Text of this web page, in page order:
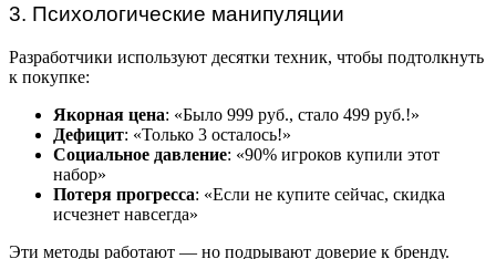
3. Психологические манипуляции
Разработчики используют десятки техник, чтобы подтолкнуть
к покупке:
Якорная цена: «Было 999 руб., стало 499 руб.!»
Дефицит: «Только 3 осталось!»
Социальное давление: «90% игроков купили этот
набор»
Потеря прогресса: «Если не купите сейчас, скидка
исчезнет навсегда»
Эти методы работают — но подрывают доверие к бренду.